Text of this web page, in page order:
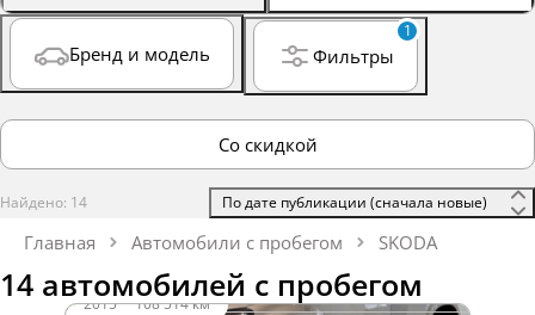
Бренд и модель
1
Фильтры
Со скидкой
Найдено: 14
Главная Автомобили с пробегом SKODA
14 автомобилей с пробегом
2015·108 514 км